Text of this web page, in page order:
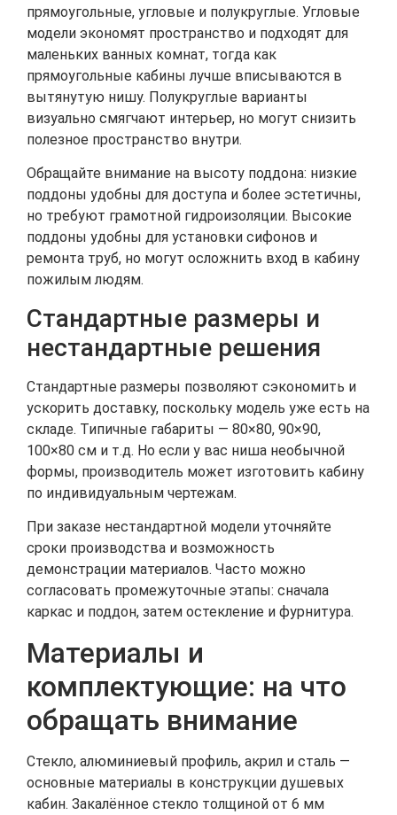
прямоугольные, угловые и полукруглые. Угловые
модели экономят пространство и подходят для
маленьких ванных комнат, тогда как
прямоугольные кабины лучше вписываются в
вытянутую нишу. Полукруглые варианты
визуально смягчают интерьер, но могут снизить
полезное пространство внутри.
Обращайте внимание на высоту поддона: низкие
поддоны удобны для доступа и более эстетичны,
но требуют грамотной гидроизоляции. Высокие
поддоны удобны для установки сифонов и
ремонта труб, но могут осложнить вход в кабину
пожилым людям.
Стандартные размеры и
нестандартные решения
Стандартные размеры позволяют сэкономить и
ускорить доставку, поскольку модель уже есть на
складе. Типичные габариты — 80×80, 90×90,
100×80 см и т.д. Но если у вас ниша необычной
формы, производитель может изготовить кабину
по индивидуальным чертежам.
При заказе нестандартной модели уточняйте
сроки производства и возможность
демонстрации материалов. Часто можно
согласовать промежуточные этапы: сначала
каркас и поддон, затем остекление и фурнитура.
Материалы и
комплектующие: на что
обращать внимание
Стекло, алюминиевый профиль, акрил и сталь —
основные материалы в конструкции душевых
кабин. Закалённое стекло толщиной от 6 мм